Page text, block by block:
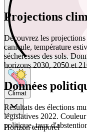
Climat
Horizon temporel
Projections
Découvrez les
canicule, température
sécheresses des sols.
horizons 2030, 2050 et
Données
Résultats des élections
législatives 2022.
politique, taux